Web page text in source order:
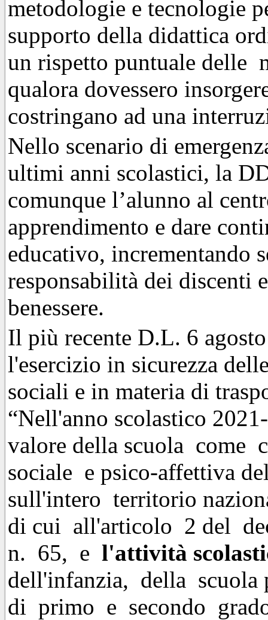
metodologie e tecnologie
supporto della didattica
un rispetto puntuale delle
qualora dovessero
costringano ad una
Nello scenario di
ultimi anni scolastici, la
comunque l’alunno al
apprendimento e dare
educativo, incrementando
responsabilità dei discenti
benessere.
Il più recente D.L. 6
l'esercizio in sicurezza
sociali e in materia di
“Nell'anno scolastico
valore della scuola
sociale e psico-affettiva
sull'intero territorio
di cui all'articolo 2 del
n. 65, e l'attività
dell'infanzia, della scuola
di primo e secondo